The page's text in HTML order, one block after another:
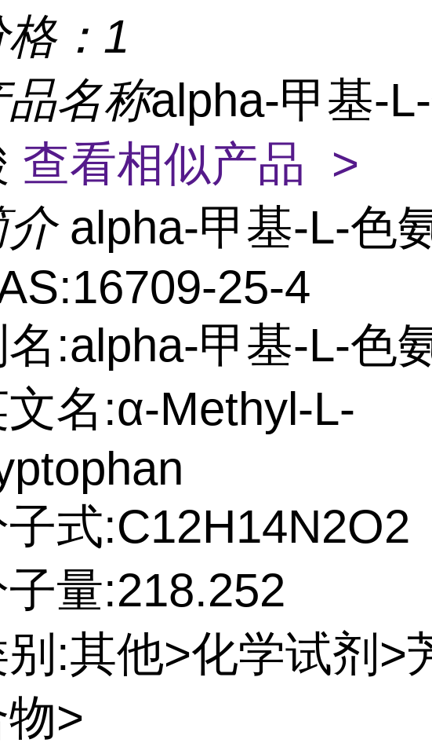
： 1
品名称alpha-甲基-
查看相似产品 >
介 alpha-甲基-L-色
25-4
名:alpha-甲基-L-色
名:α-Methyl-L-
式:C12H14N2O2
量:218.252
:其他>化学试剂>
>